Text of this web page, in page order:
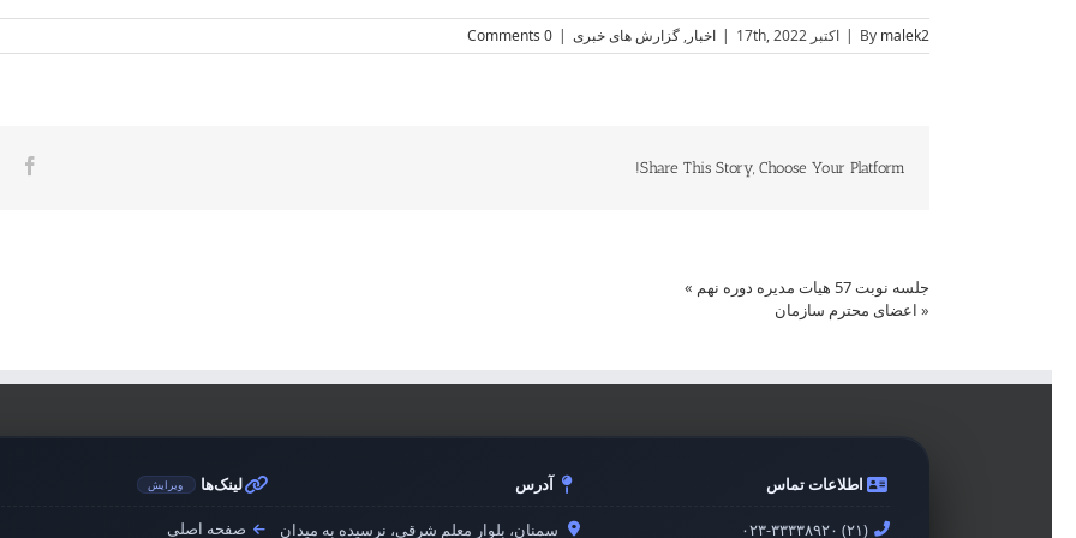
By malek2
| اکتبر 17th, 2022 | اخبار, گزارش های خبری |
0 Comments
Share This Story, Choose Your Platform!
جلسه نوبت 57 هیات مدیره دوره نهم
»
« اعضای محترم سازمان
اطلاعات تماس
۰۲۳-۳۳۳۳۸۹۲۰ (۲۱)
آدرس
سمنان، بلوار معلم شرقی، نرسیده به میدان
لینک‌ها ویرایش
صفحه اصلی